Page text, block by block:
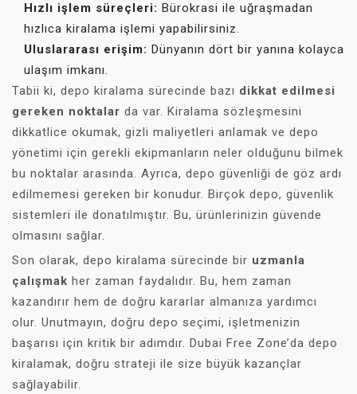
Hızlı işlem süreçleri: Bürokrasi ile uğraşmadan
hızlıca kiralama işlemi yapabilirsiniz.
Uluslararası erişim: Dünyanın dört bir yanına kolayca
ulaşım imkanı.
Tabii ki, depo kiralama sürecinde bazı dikkat edilmesi
gereken noktalar da var. Kiralama sözleşmesini
dikkatlice okumak, gizli maliyetleri anlamak ve depo
yönetimi için gerekli ekipmanların neler olduğunu bilmek
bu noktalar arasında. Ayrıca, depo güvenliği de göz ardı
edilmemesi gereken bir konudur. Birçok depo, güvenlik
sistemleri ile donatılmıştır. Bu, ürünlerinizin güvende
olmasını sağlar.
Son olarak, depo kiralama sürecinde bir uzmanla
çalışmak her zaman faydalıdır. Bu, hem zaman
kazandırır hem de doğru kararlar almanıza yardımcı
olur. Unutmayın, doğru depo seçimi, işletmenizin
başarısı için kritik bir adımdır. Dubai Free Zone’da depo
kiralamak, doğru strateji ile size büyük kazançlar
sağlayabilir.